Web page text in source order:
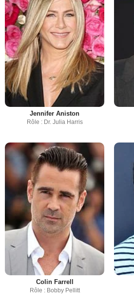
Jennifer Aniston
Rôle : Dr. Julia Harris
Colin Farrell
Rôle : Bobby Pellitt